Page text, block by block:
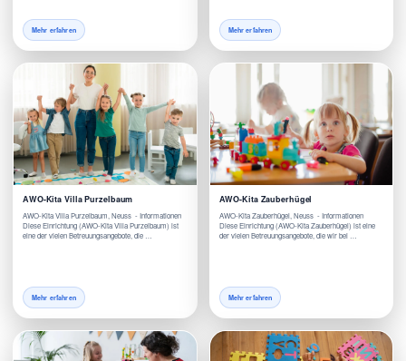
Mehr erfahren Mehr erfahren
AWO-Kita Villa Purzelbaum
AWO-Kita Villa Purzelbaum, Neuss - Informationen
Diese Einrichtung (AWO-Kita Villa Purzelbaum) ist
eine der vielen Betreuungsangebote, die …
Mehr erfahren
AWO-Kita Zauberhügel
AWO-Kita Zauberhügel, Neuss - Informationen
Diese Einrichtung (AWO-Kita Zauberhügel) ist eine
der vielen Betreuungsangebote, die wir bei …
Mehr erfahren